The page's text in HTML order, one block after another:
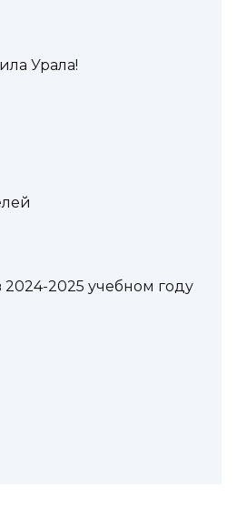
Урала!
2025 учебном году